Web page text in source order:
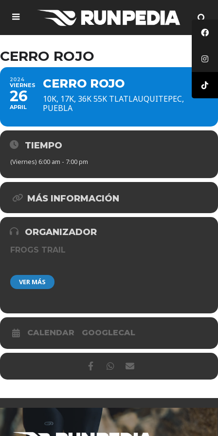
CERRO ROJO
2024
VIERNES
26
APRIL
CERRO ROJO
10K, 17K, 36K 55K TLATLAUQUITEPEC,
PUEBLA
TIEMPO
(Viernes) 6:00 am - 7:00 pm
MÁS INFORMACIÓN
ORGANIZADOR
FROGS TRAIL
VER MÁS
CALENDAR GOOGLECAL